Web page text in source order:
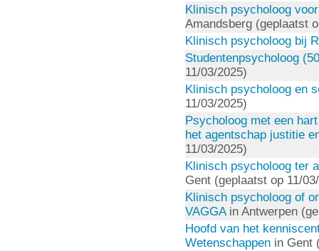
Klinisch psycholoog
Amandsberg (geplaatst
Klinisch psycholoog bij
Studentenpsycholoog
11/03/2025)
Klinisch psycholoog en
11/03/2025)
Psycholoog met een
het agentschap justitie
11/03/2025)
Klinisch psycholoog ter
Gent (geplaatst op 11/
Klinisch psycholoog of
VAGGAin Antwerpen
Hoofd van het
Wetenschappen in Gent